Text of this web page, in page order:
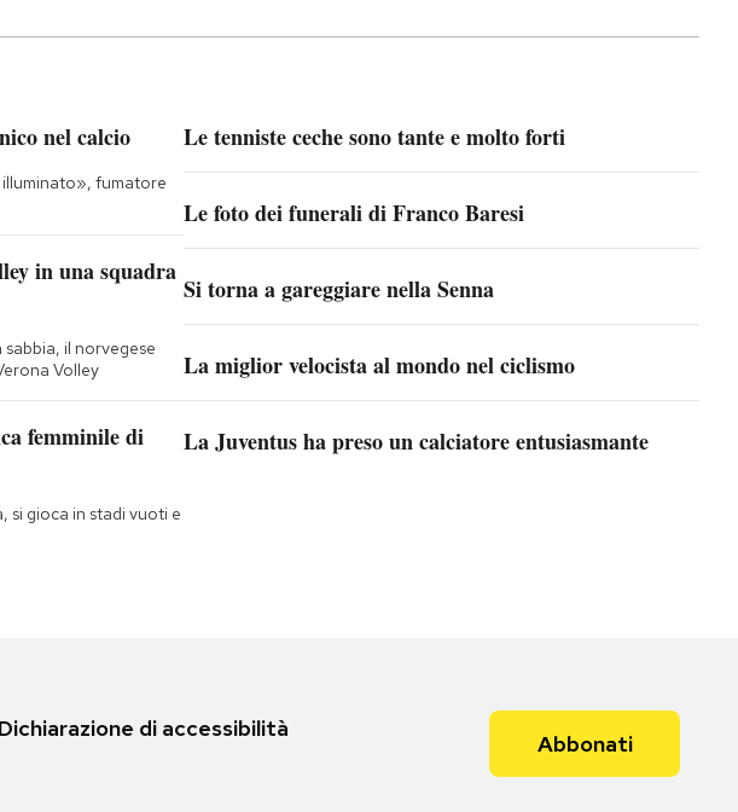
nel calcio
fumatore
in una squadra
il norvegese
Volley
femminile di
si gioca in stadi vuoti e
Le tenniste ceche sono tante e molto forti
Le foto dei funerali di Franco Baresi
Si torna a gareggiare nella Senna
La miglior velocista al mondo nel ciclismo
La Juventus ha preso un calciatore entusiasmante
Dichiarazione di accessibilità
Abbonati